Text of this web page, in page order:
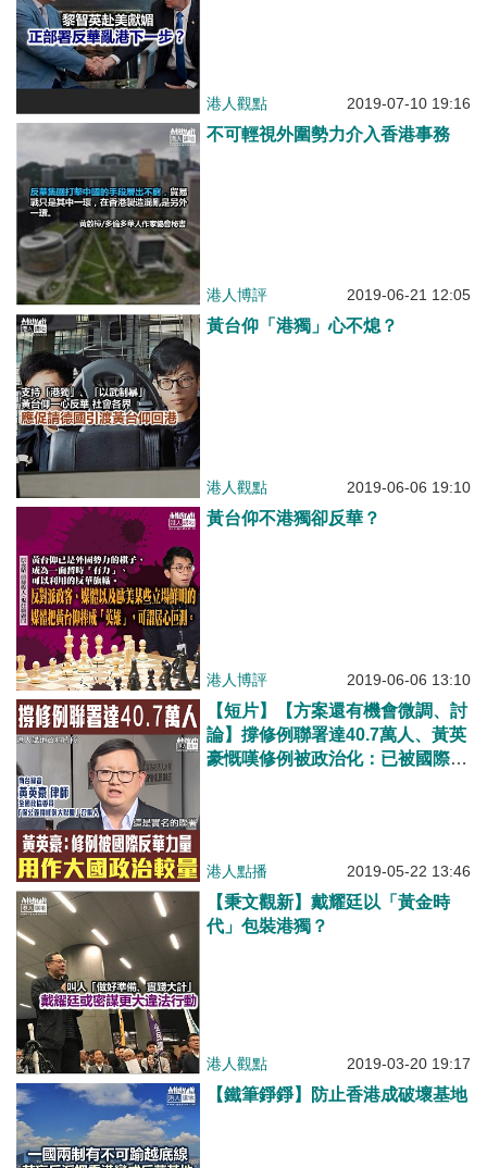
港人觀點 2019-07-10 19:16
不可輕視外圍勢力介入香港事務
港人博評 2019-06-21 12:05
黃台仰「港獨」心不熄？
港人觀點 2019-06-06 19:10
黃台仰不港獨卻反華？
港人博評 2019-06-06 13:10
【短片】【方案還有機會微調、討
論】撐修例聯署達40.7萬人、黃英
豪慨嘆修例被政治化：已被國際反
港人點播 2019-05-22 13:46
【秉文觀新】戴耀廷以「黃金時
代」包裝港獨？
港人觀點 2019-03-20 19:17
【鐵筆錚錚】防止香港成破壞基地